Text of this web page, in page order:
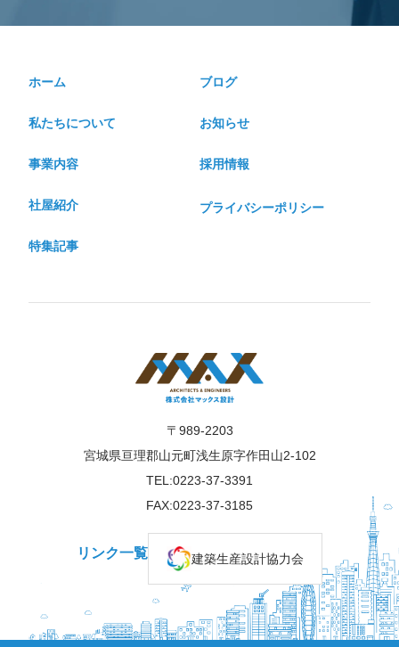
ホーム
私たちについて
社屋紹介
事業内容
特集記事
ブログ
お知らせ
採用情報
プライバシーポリシー
〒989-2203
宮城県亘理郡山元町浅生原字作田山2-102
TEL:0223-37-3391
FAX:0223-37-3185
リンク一覧 建築生産設計協力会